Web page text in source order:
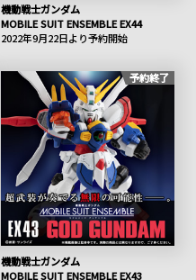
機動戦士ガンダム
MOBILE SUIT ENSEMBLE EX44
2022年9月22日より予約開始
予約終了
機動戦士ガンダム
MOBILE SUIT ENSEMBLE EX43